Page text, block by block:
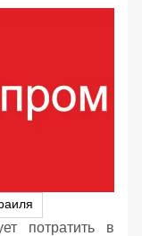
потратить в